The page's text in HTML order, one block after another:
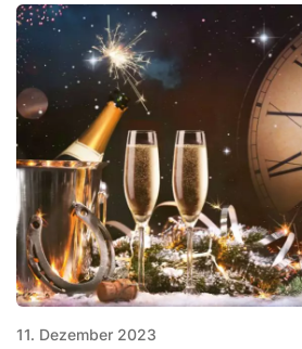
11. Dezember 2023